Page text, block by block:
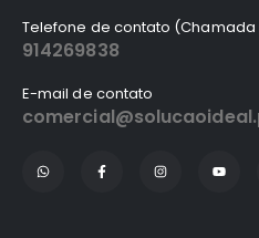
Telefone de contato
914269838
E-mail de contato